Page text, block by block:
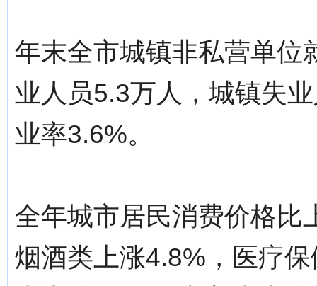
年末全市城镇非私营单位
业人员5.3万人，城镇失
业率3.6%。
全年城市居民消费价格比
烟酒类上涨4.8%，医疗